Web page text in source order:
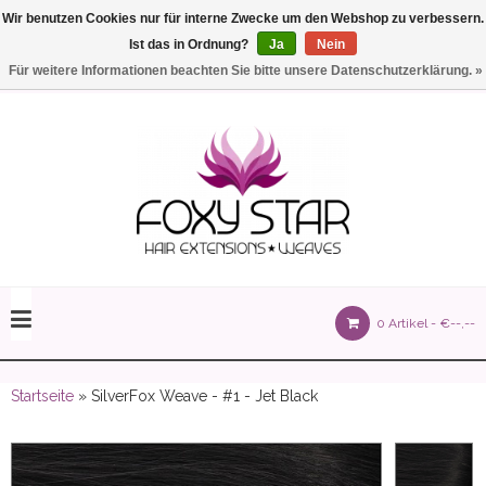
Einstellungen
0 Artikel - €--,--
150 gram)
Startseite » SilverFox Weave - #1 - Jet Black
Wir benutzen Cookies nur für interne Zwecke um den Webshop zu verbessern.
Ist das in Ordnung?
Ja
Nein
Für weitere Informationen beachten Sie bitte unsere Datenschutzerklärung. »